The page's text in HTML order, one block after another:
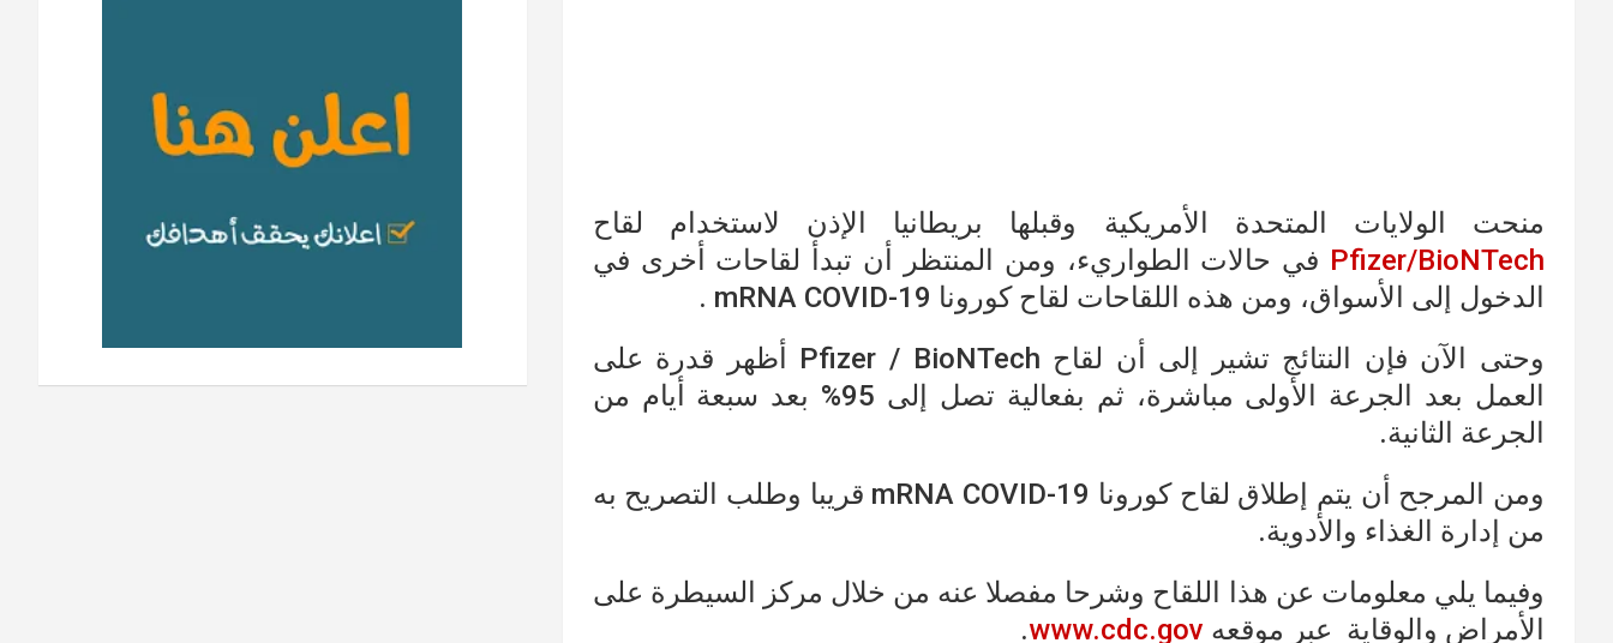
منحت الولايات المتحدة الأمريكية وقبلها بريطانيا الإذن لاستخدام لقاح
Pfizer/BioNTech في حالات الطواريء، ومن المنتظر أن تبدأ لقاحات أخرى في
الدخول إلى الأسواق، ومن هذه اللقاحات لقاح كورونا mRNA COVID-19 .
وحتى الآن فإن النتائج تشير إلى أن لقاح Pfizer / BioNTech أظهر قدرة على
العمل بعد الجرعة الأولى مباشرة، ثم بفعالية تصل إلى 95% بعد سبعة أيام من
الجرعة الثانية.
ومن المرجح أن يتم إطلاق لقاح كورونا mRNA COVID-19 قريبا وطلب التصريح به
من إدارة الغذاء والأدوية.
وفيما يلي معلومات عن هذا اللقاح وشرحا مفصلا عنه من خلال مركز السيطرة على
الأمراض والوقاية عبر موقعه www.cdc.gov
.